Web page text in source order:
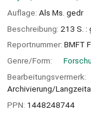
Auflage: Als Ms. gedr
Beschreibung: 213 S. :
Reportnummer: BMFT
Genre/Form:
Bearbeitungsvermerk:
Archivierung/
PPN: 1448248744